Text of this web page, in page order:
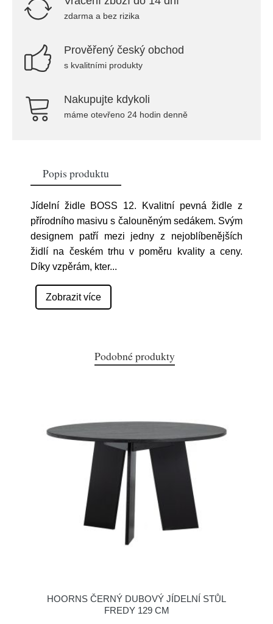
zdarma a bez rizika
Prověřený český obchod
s kvalitními produkty
Nakupujte kdykoli
máme otevřeno 24 hodin denně
Popis produktu
Jídelní židle BOSS 12. Kvalitní pevná židle z
přírodního masivu s čalouněným sedákem. Svým
designem patří mezi jedny z nejoblíbenějších
židlí na českém trhu v poměru kvality a ceny.
Díky vzpěrám, kter...
Zobrazit více
Podobné produkty
HOORNS ČERNÝ DUBOVÝ JÍDELNÍ STŮL
FREDY 129 CM